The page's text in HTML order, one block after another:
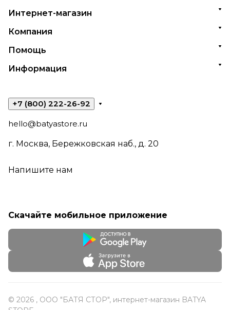
Интернет-магазин
Компания
Помощь
Информация
+7 (800) 222-26-92
hello@batyastore.ru
г. Москва, Бережковская наб., д. 20
Напишите нам
Скачайте мобильное приложение
© 2026 , ООО "БАТЯ СТОР", интернет-магазин BATYA